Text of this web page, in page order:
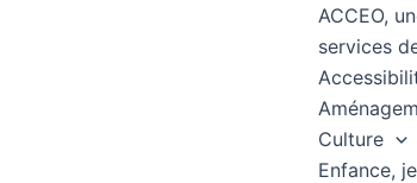
ACCEO,
services
Culture
Enfance,